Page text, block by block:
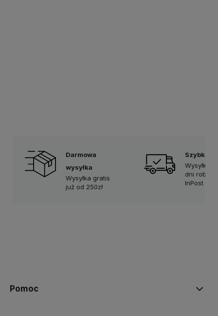
Darmowa
wysyłka
Wysyłka gratis
już od 250zł
Szybka
Wysyłka
dni
InPost
Pomoc